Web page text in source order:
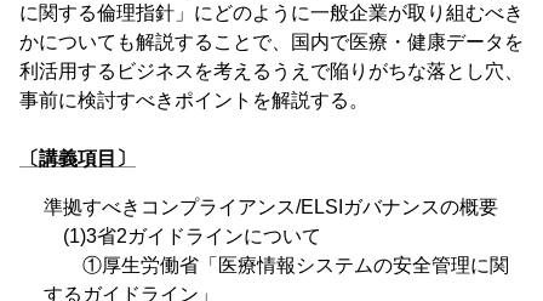
に関する倫理指針」にどのように一般企業が取り組むべき
かについても解説することで、国内で医療・健康データを
利活用するビジネスを考えるうえで陥りがちな落とし穴、
事前に検討すべきポイントを解説する。
〔講義項目〕
準拠すべきコンプライアンス/ELSIガバナンスの概要
(1)3省2ガイドラインについて
①厚生労働省「医療情報システムの安全管理に関
するガイドライン」